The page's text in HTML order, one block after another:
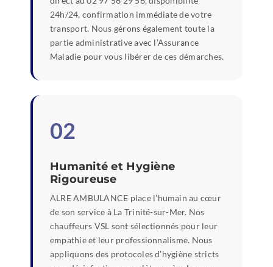
24h/24, confirmation immédiate de votre
transport. Nous gérons également toute la
partie administrative avec l’Assurance
Maladie pour vous libérer de ces démarches.
02
Humanité et Hygiène
Rigoureuse
ALRE AMBULANCE place l’humain au cœur
de son service à La Trinité-sur-Mer. Nos
chauffeurs VSL sont sélectionnés pour leur
empathie et leur professionnalisme. Nous
appliquons des protocoles d’hygiène stricts